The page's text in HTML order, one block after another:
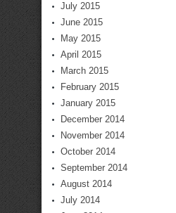
July 2015
June 2015
May 2015
April 2015
March 2015
February 2015
January 2015
December 2014
November 2014
October 2014
September 2014
August 2014
July 2014